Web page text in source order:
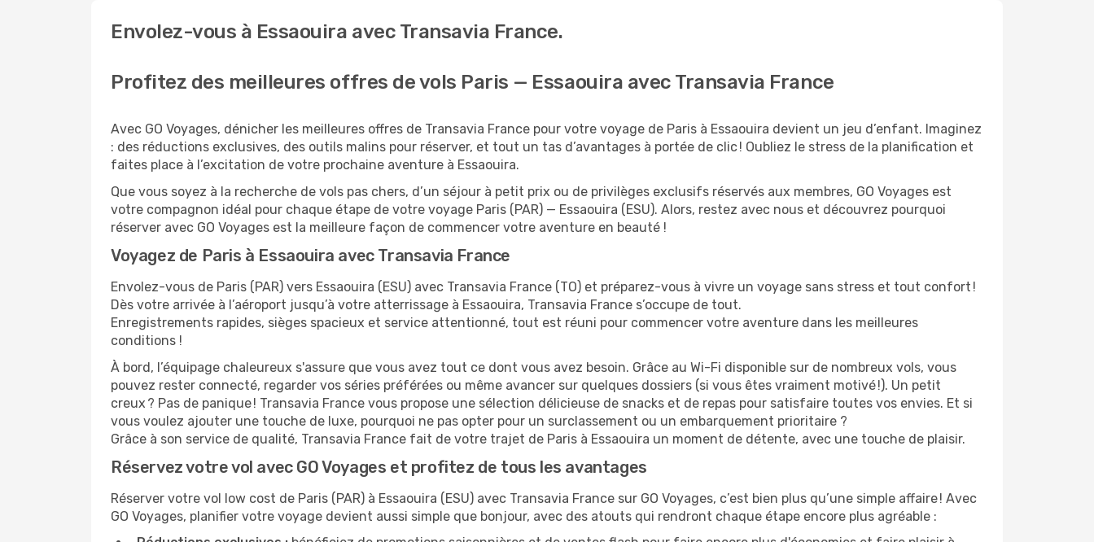
Envolez-vous à Essaouira avec Transavia France.
Profitez des meilleures offres de vols Paris — Essaouira avec Transavia France
Avec GO Voyages, dénicher les meilleures offres de Transavia France pour votre voyage de Paris à Essaouira devient un jeu d’enfant. Imaginez
: des réductions exclusives, des outils malins pour réserver, et tout un tas d’avantages à portée de clic ! Oubliez le stress de la planification et
faites place à l’excitation de votre prochaine aventure à Essaouira.
Que vous soyez à la recherche de vols pas chers, d’un séjour à petit prix ou de privilèges exclusifs réservés aux membres, GO Voyages est
votre compagnon idéal pour chaque étape de votre voyage Paris (PAR) — Essaouira (ESU). Alors, restez avec nous et découvrez pourquoi
réserver avec GO Voyages est la meilleure façon de commencer votre aventure en beauté !
Voyagez de Paris à Essaouira avec Transavia France
Envolez-vous de Paris (PAR) vers Essaouira (ESU) avec Transavia France (TO) et préparez-vous à vivre un voyage sans stress et tout confort !
Dès votre arrivée à l’aéroport jusqu’à votre atterrissage à Essaouira, Transavia France s’occupe de tout.
Enregistrements rapides, sièges spacieux et service attentionné, tout est réuni pour commencer votre aventure dans les meilleures
conditions !
À bord, l’équipage chaleureux s'assure que vous avez tout ce dont vous avez besoin. Grâce au Wi-Fi disponible sur de nombreux vols, vous
pouvez rester connecté, regarder vos séries préférées ou même avancer sur quelques dossiers (si vous êtes vraiment motivé !). Un petit
creux ? Pas de panique ! Transavia France vous propose une sélection délicieuse de snacks et de repas pour satisfaire toutes vos envies. Et si
vous voulez ajouter une touche de luxe, pourquoi ne pas opter pour un surclassement ou un embarquement prioritaire ?
Grâce à son service de qualité, Transavia France fait de votre trajet de Paris à Essaouira un moment de détente, avec une touche de plaisir.
Réservez votre vol avec GO Voyages et profitez de tous les avantages
Réserver votre vol low cost de Paris (PAR) à Essaouira (ESU) avec Transavia France sur GO Voyages, c’est bien plus qu’une simple affaire ! Avec
GO Voyages, planifier votre voyage devient aussi simple que bonjour, avec des atouts qui rendront chaque étape encore plus agréable :